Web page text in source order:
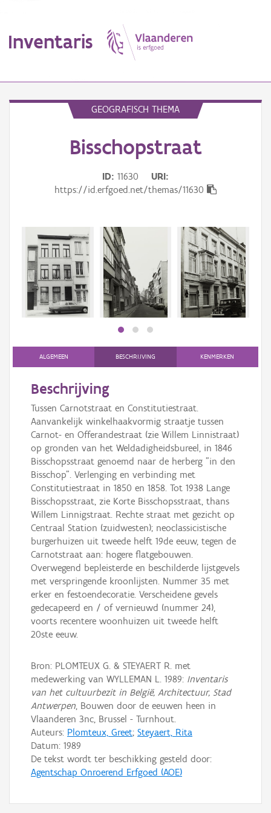
Inventaris
Thema
Gebeurtenis
Persoon of collectief
Downloads
Aanmelden
GEOGRAFISCH THEMA
Bisschopstraat
ID 11630
URI
https://id.erfgoed.net/themas/11630
ALGEMEEN BESCHRIJVING KENMERKEN
Beschrijving
Tussen Carnotstraat en Constitutiestraat.
Aanvankelijk winkelhaakvormig straatje tussen
Carnot- en Offerandestraat (zie Willem Linnistraat)
op gronden van het Weldadigheidsbureel, in 1846
Bisschopsstraat genoemd naar de herberg "in den
Bisschop". Verlenging en verbinding met
Constitutiestraat in 1850 en 1858. Tot 1938 Lange
Bisschopsstraat, zie Korte Bisschopsstraat, thans
Willem Linnigstraat. Rechte straat met gezicht op
Centraal Station (zuidwesten); neoclassicistische
burgerhuizen uit tweede helft 19de eeuw, tegen de
Carnotstraat aan: hogere flatgebouwen.
Overwegend bepleisterde en beschilderde lijstgevels
met verspringende kroonlijsten. Nummer 35 met
erker en festoendecoratie. Verscheidene gevels
gedecapeerd en / of vernieuwd (nummer 24),
voorts recentere woonhuizen uit tweede helft
20ste eeuw.
Bron: PLOMTEUX G. & STEYAERT R. met
medewerking van WYLLEMAN L. 1989: Inventaris
van het cultuurbezit in België, Architectuur, Stad
Antwerpen, Bouwen door de eeuwen heen in
Vlaanderen 3nc, Brussel - Turnhout.
Auteurs: Plomteux, Greet; Steyaert, Rita
Datum: 1989
De tekst wordt ter beschikking gesteld door:
Agentschap Onroerend Erfgoed (AOE)